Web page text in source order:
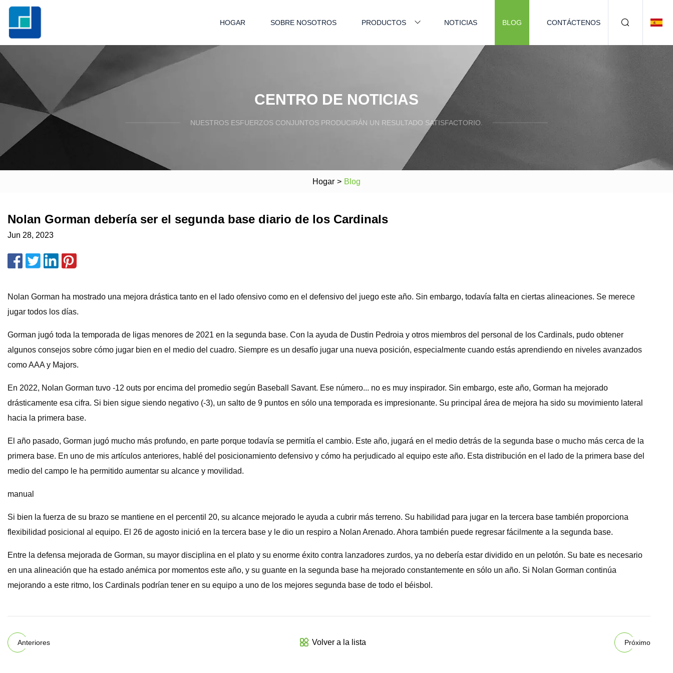
HOGAR SOBRE NOSOTROS PRODUCTOS NOTICIAS BLOG CONTÁCTENOS
CENTRO DE NOTICIAS
NUESTROS ESFUERZOS CONJUNTOS PRODUCIRÁN UN RESULTADO SATISFACTORIO.
Hogar > Blog
Nolan Gorman debería ser el segunda base diario de los Cardinals
Jun 28, 2023
Nolan Gorman ha mostrado una mejora drástica tanto en el lado ofensivo como en el defensivo del juego este año. Sin embargo, todavía falta en ciertas alineaciones. Se merece
jugar todos los días.
Gorman jugó toda la temporada de ligas menores de 2021 en la segunda base. Con la ayuda de Dustin Pedroia y otros miembros del personal de los Cardinals, pudo obtener
algunos consejos sobre cómo jugar bien en el medio del cuadro. Siempre es un desafío jugar una nueva posición, especialmente cuando estás aprendiendo en niveles avanzados
como AAA y Majors.
En 2022, Nolan Gorman tuvo -12 outs por encima del promedio según Baseball Savant. Ese número... no es muy inspirador. Sin embargo, este año, Gorman ha mejorado
drásticamente esa cifra. Si bien sigue siendo negativo (-3), un salto de 9 puntos en sólo una temporada es impresionante. Su principal área de mejora ha sido su movimiento lateral
hacia la primera base.
El año pasado, Gorman jugó mucho más profundo, en parte porque todavía se permitía el cambio. Este año, jugará en el medio detrás de la segunda base o mucho más cerca de la
primera base. En uno de mis artículos anteriores, hablé del posicionamiento defensivo y cómo ha perjudicado al equipo este año. Esta distribución en el lado de la primera base del
medio del campo le ha permitido aumentar su alcance y movilidad.
manual
Si bien la fuerza de su brazo se mantiene en el percentil 20, su alcance mejorado le ayuda a cubrir más terreno. Su habilidad para jugar en la tercera base también proporciona
flexibilidad posicional al equipo. El 26 de agosto inició en la tercera base y le dio un respiro a Nolan Arenado. Ahora también puede regresar fácilmente a la segunda base.
Entre la defensa mejorada de Gorman, su mayor disciplina en el plato y su enorme éxito contra lanzadores zurdos, ya no debería estar dividido en un pelotón. Su bate es necesario
en una alineación que ha estado anémica por momentos este año, y su guante en la segunda base ha mejorado constantemente en sólo un año. Si Nolan Gorman continúa
mejorando a este ritmo, los Cardinals podrían tener en su equipo a uno de los mejores segunda base de todo el béisbol.
Anteriores Volver a la lista Próximo